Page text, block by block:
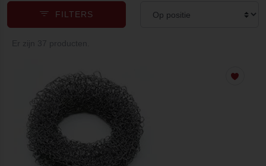
FILTERS